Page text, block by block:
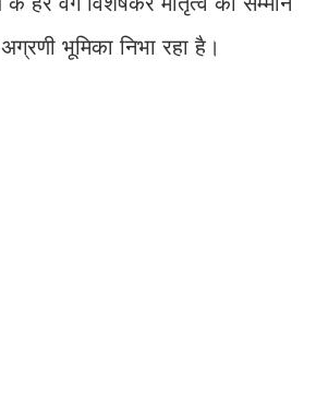
भूमिका निभा रहा है।